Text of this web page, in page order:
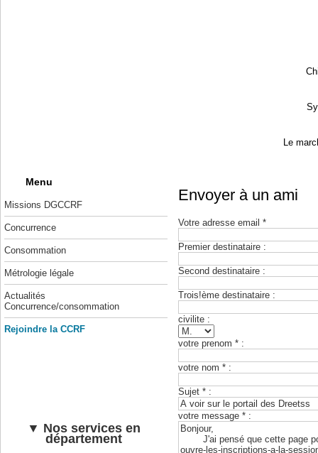
Le
Menu
Missions DGCCRF
Concurrence
Consommation
Métrologie légale
Actualités
Concurrence/consommation
Rejoindre la CCRF
▼ Nos services en
département
Envoyer à un ami
Votre adresse email *
Premier destinataire :
Second destinataire :
Trois!ème destinataire :
civilite :
votre prenom * :
votre nom * :
Sujet * :
votre message * :